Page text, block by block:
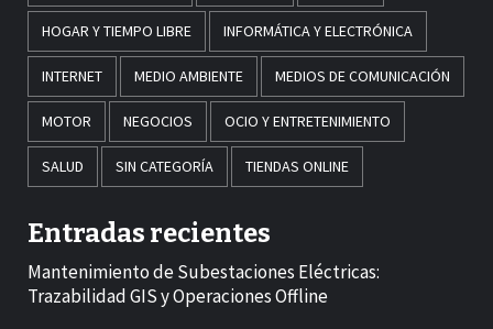
HOGAR Y TIEMPO LIBRE INFORMÁTICA Y ELECTRÓNICA
INTERNET MEDIO AMBIENTE MEDIOS DE COMUNICACIÓN
MOTOR NEGOCIOS OCIO Y ENTRETENIMIENTO
SALUD SIN CATEGORÍA TIENDAS ONLINE
Entradas recientes
Mantenimiento de Subestaciones Eléctricas:
Trazabilidad GIS y Operaciones Offline